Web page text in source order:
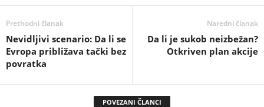
Prethodni članak
Nevidljivi scenario: Da li se
Evropa približava tački bez
povratka
Naredni članak
Da li je sukob neizbežan?
Otkriven plan akcije
POVEZANI ČLANCI